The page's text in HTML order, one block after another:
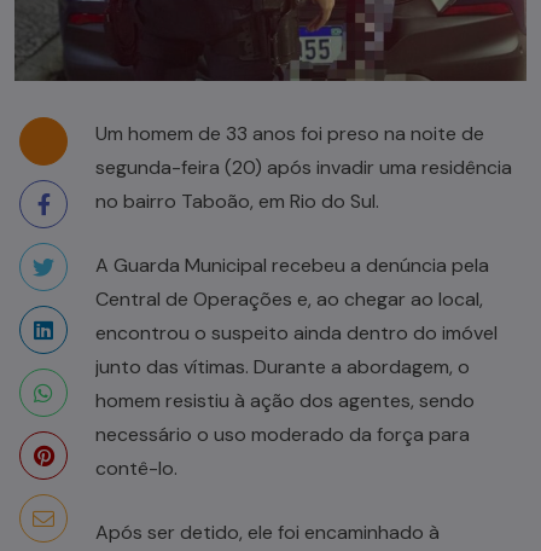
Um homem de 33 anos foi preso na noite de
segunda-feira (20) após invadir uma residência
no bairro Taboão, em Rio do Sul.
A Guarda Municipal recebeu a denúncia pela
Central de Operações e, ao chegar ao local,
encontrou o suspeito ainda dentro do imóvel
junto das vítimas. Durante a abordagem, o
homem resistiu à ação dos agentes, sendo
necessário o uso moderado da força para
contê-lo.
Após ser detido, ele foi encaminhado à